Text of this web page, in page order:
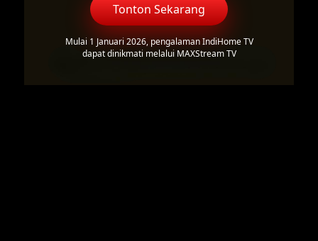
Tonton Sekarang
Mulai 1 Januari 2026, pengalaman IndiHome TV
dapat dinikmati melalui MAXStream TV